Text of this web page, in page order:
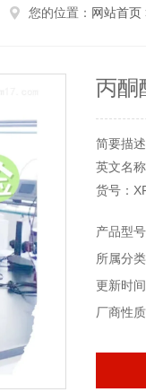
您的位置： 网站首页
丙酮
简要描
英文名
货号：
产品型号
所属分
更新时
厂商性